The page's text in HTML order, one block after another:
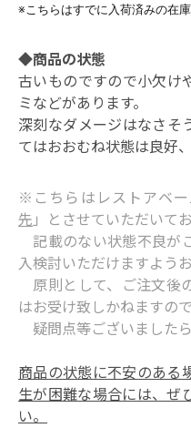
※こちらはすでに入荷済みの在庫
◆商品の状態
古いものですので小欠け
ミなどがあります。
深刻なダメージはなさそ
てはおおむね状態は良好
※こちらはレストアベ
先 」とさせていただいてお
記載のない状態不良が
入検討いただけますよう
原則として、ご注文後
はお受け致しかねますので
疑問点等ございました
商品の状態に不安のある
生が困難な場合には、ぜ
い。